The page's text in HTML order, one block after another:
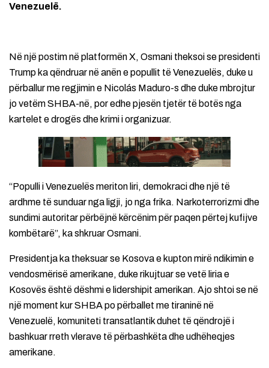
Venezuelë.
Në një postim në platformën X, Osmani theksoi se presidenti
Trump ka qëndruar në anën e popullit të Venezuelës, duke u
përballur me regjimin e Nicolás Maduro-s dhe duke mbrojtur
jo vetëm SHBA-në, por edhe pjesën tjetër të botës nga
kartelet e drogës dhe krimi i organizuar.
“Populli i Venezuelës meriton liri, demokraci dhe një të
ardhme të sunduar nga ligji, jo nga frika. Narkoterrorizmi dhe
sundimi autoritar përbëjnë kërcënim për paqen përtej kufijve
kombëtarë”, ka shkruar Osmani.
Presidentja ka theksuar se Kosova e kupton mirë ndikimin e
vendosmërisë amerikane, duke rikujtuar se vetë liria e
Kosovës është dëshmi e lidershipit amerikan. Ajo shtoi se në
një moment kur SHBA po përballet me tiraninë në
Venezuelë, komuniteti transatlantik duhet të qëndrojë i
bashkuar rreth vlerave të përbashkëta dhe udhëheqjes
amerikane.